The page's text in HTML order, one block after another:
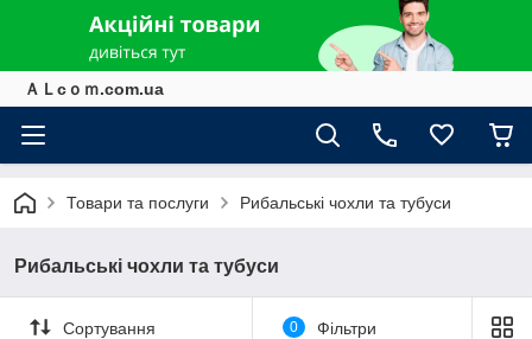
ＡＬcｏｍ.com.ua
Товари та послуги Рибальські чохли та тубуси
Рибальські чохли та тубуси
Сортування 0 Фільтри